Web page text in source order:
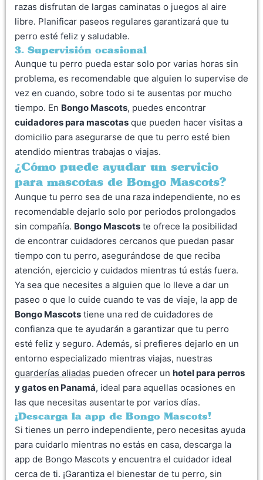
razas disfrutan de largas caminatas o juegos al aire
libre. Planificar paseos regulares garantizará que tu
perro esté feliz y saludable.
3. Supervisión ocasional
Aunque tu perro pueda estar solo por varias horas sin
problema, es recomendable que alguien lo supervise de
vez en cuando, sobre todo si te ausentas por mucho
tiempo. En Bongo Mascots, puedes encontrar
cuidadores para mascotas que pueden hacer visitas a
domicilio para asegurarse de que tu perro esté bien
atendido mientras trabajas o viajas.
¿Cómo puede ayudar un servicio
para mascotas de Bongo Mascots?
Aunque tu perro sea de una raza independiente, no es
recomendable dejarlo solo por periodos prolongados
sin compañía. Bongo Mascots te ofrece la posibilidad
de encontrar cuidadores cercanos que puedan pasar
tiempo con tu perro, asegurándose de que reciba
atención, ejercicio y cuidados mientras tú estás fuera.
Ya sea que necesites a alguien que lo lleve a dar un
paseo o que lo cuide cuando te vas de viaje, la app de
Bongo Mascots tiene una red de cuidadores de
confianza que te ayudarán a garantizar que tu perro
esté feliz y seguro. Además, si prefieres dejarlo en un
entorno especializado mientras viajas, nuestras
guarderías aliadas pueden ofrecer un hotel para perros
y gatos en Panamá, ideal para aquellas ocasiones en
las que necesitas ausentarte por varios días.
¡Descarga la app de Bongo Mascots!
Si tienes un perro independiente, pero necesitas ayuda
para cuidarlo mientras no estás en casa, descarga la
app de Bongo Mascots y encuentra el cuidador ideal
cerca de ti. ¡Garantiza el bienestar de tu perro, sin